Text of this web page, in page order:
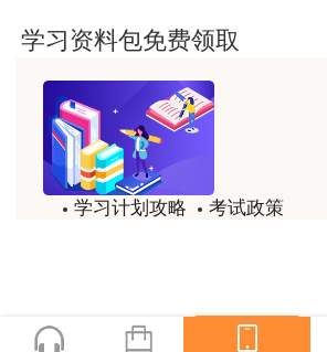
非常非常非常非常棒！！!！
非常非常非常非常棒！！!！
用户xi****mo
土建计量这门课我听了门金瑞和孙
程，感觉各有千秋，正好取长补短
时间是我们通过的保证，没有什么
听王英老师的土建案例课程就是通
学习资料包免费领取
学习计划攻略
考试政策